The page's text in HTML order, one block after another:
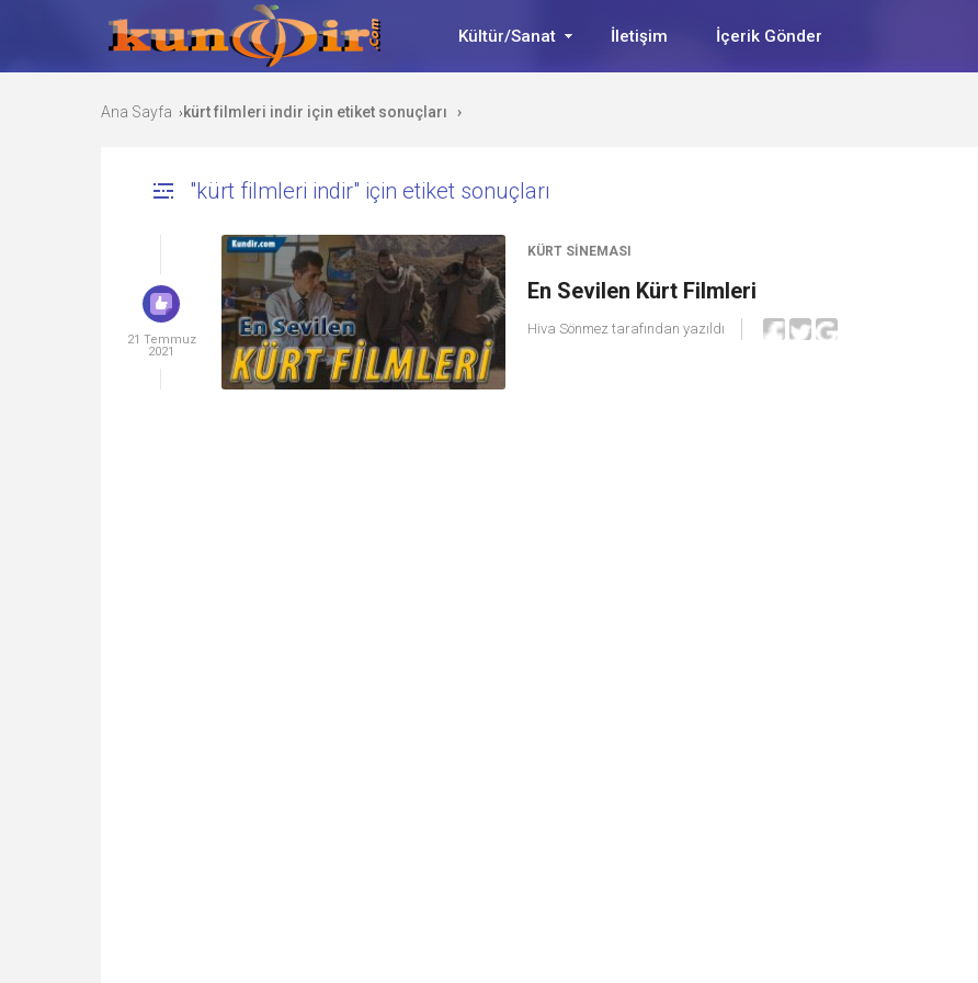
Kültür/Sanat İletişim İçerik Gönder
Ana Sayfa › kürt filmleri indir için etiket sonuçları ›
"kürt filmleri indir" için etiket sonuçları
KÜRT SINEMASI
En Sevilen Kürt Filmleri
Hiva Sönmez tarafından yazıldı
21 Temmuz
2021